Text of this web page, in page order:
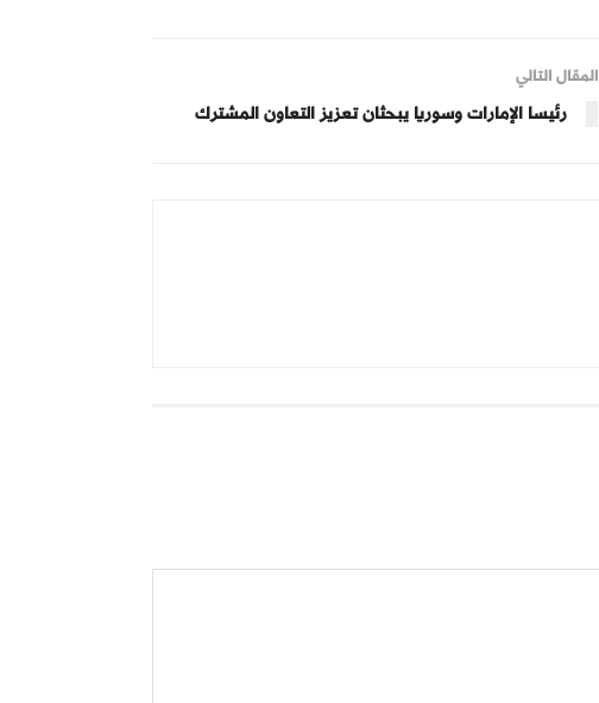
المقال التالي
رئيسا الإمارات وسوريا يبحثان تعزيز التعاون المشترك